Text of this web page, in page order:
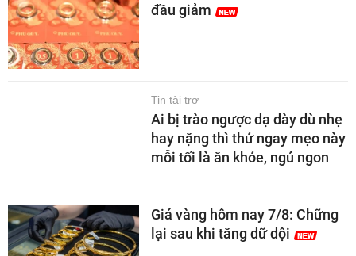
đầu giảm
Tin tài trợ
Ai bị trào ngược dạ dày dù nhẹ
hay nặng thì thử ngay mẹo này
mỗi tối là ăn khỏe, ngủ ngon
Giá vàng hôm nay 7/8: Chững
lại sau khi tăng dữ dội